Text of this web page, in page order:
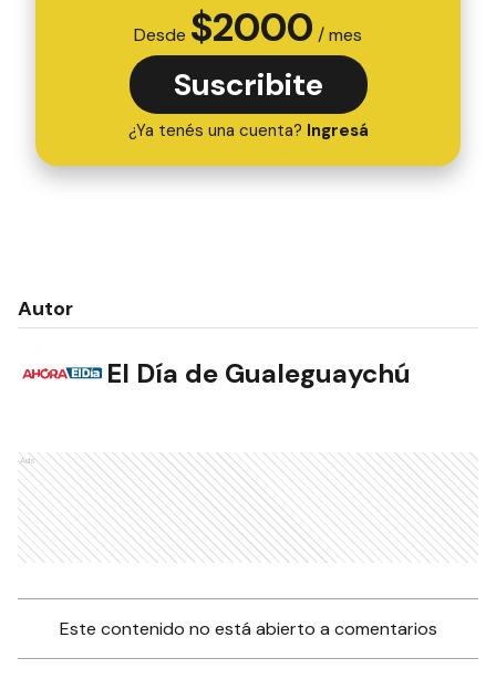
Desde $2000 / mes
Suscribite
¿Ya tenés una cuenta? Ingresá
Autor
El Día de Gualeguaychú
Ads
Este contenido no está abierto a comentarios